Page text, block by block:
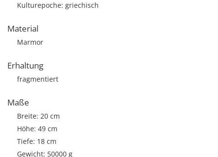
Kulturepoche: griechisch
Material
Marmor
Erhaltung
fragmentiert
Maße
Breite: 20 cm
Höhe: 49 cm
Tiefe: 18 cm
Gewicht: 50000 g